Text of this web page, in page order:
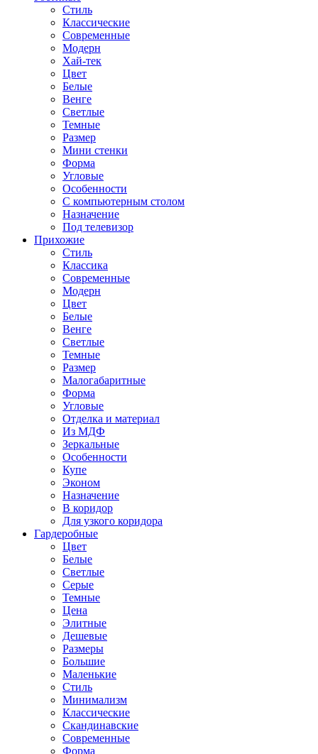
Стиль
Классические
Современные
Модерн
Хай-тек
Цвет
Белые
Венге
Светлые
Темные
Размер
Мини стенки
Форма
Угловые
Особенности
С компьютерным столом
Назначение
Под телевизор
Прихожие
Стиль
Классика
Современные
Модерн
Цвет
Белые
Венге
Светлые
Темные
Размер
Малогабаритные
Форма
Угловые
Отделка и материал
Из МДФ
Зеркальные
Особенности
Купе
Эконом
Назначение
В коридор
Для узкого коридора
Гардеробные
Цвет
Белые
Светлые
Серые
Темные
Цена
Элитные
Дешевые
Размеры
Большие
Маленькие
Стиль
Минимализм
Классические
Скандинавские
Современные
Форма